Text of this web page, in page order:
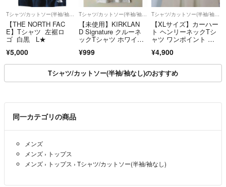
着画は受け付けておりません。
古着屋RISEでお買い物の際は寸法をご確認の上、購入してください。
寸法を記載しているので、サイズ等のご返品はご遠慮下さい。
【低評価に関して】
は寸法の確認を一切せず、また注意事項を読んでもいないのにも関わら
ず低評価をつけてきました。
【価格交渉】
くお願い致します。
【THE NORTH FAC
E】Tシャツ 左裾ロ
ゴ 白黒 L★
¥5,000
Tシャツ/カットソー(半袖/袖なし)
【未使用】KIRKLAN
D Signature クルーネ
ックTシャツ ホワイト
¥999
Tシャツ/カットソー(半袖/袖なし)
【XLサイズ】カーハー
ト ヘンリーネックTシ
ャツ ワンポイント ベ
¥4,900
Tシャツ/カットソー(半袖/袖なし)のおすすめ
同一カテゴリの商品
メンズ
メンズ › トップス
メンズ › トップス › Tシャツ/カットソー(半袖/袖なし)